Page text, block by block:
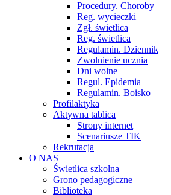
Procedury. Choroby
Reg. wycieczki
Zgł. świetlica
Reg. świetlica
Regulamin. Dziennik
Zwolnienie ucznia
Dni wolne
Regul. Epidemia
Regulamin. Boisko
Profilaktyka
Aktywna tablica
Strony internet
Scenariusze TIK
Rekrutacja
O NAS
Świetlica szkolna
Grono pedagogiczne
Biblioteka